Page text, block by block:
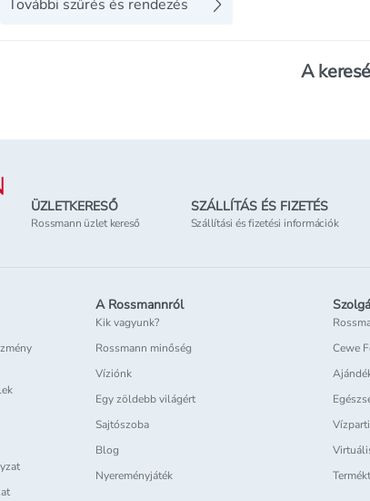
További szűrés és rendezés
A
ÜZLETKERESŐ
Rossmann üzlet kereső
SZÁLLÍTÁS ÉS FIZETÉS
Szállítási és fizetési információk
A Rossmannról
Kik vagyunk?
Rossmann minőség
Víziónk
Egy zöldebb világért
Sajtószoba
Blog
Nyereményjáték
Cewe